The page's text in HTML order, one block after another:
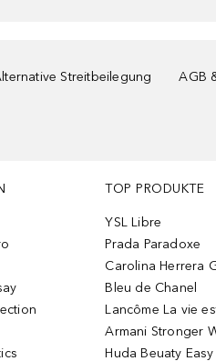
Streitbeilegung AGB
TOP PRODUKTE
YSL Libre
Prada Paradoxe
Carolina Herrera
Bleu de Chanel
Lancôme La vie
Armani Stronger
Huda Beuaty Easy